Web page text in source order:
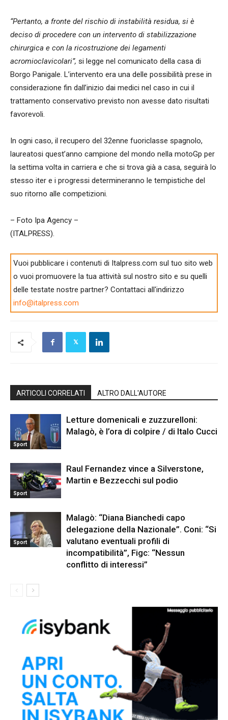
“Pertanto, a fronte del rischio di instabilità residua, si è
deciso di procedere con un intervento di stabilizzazione
chirurgica e con la ricostruzione dei legamenti
acromioclavicolari”, si legge nel comunicato della casa di
Borgo Panigale. L’intervento era una delle possibilità prese in
considerazione fin dall’inizio dai medici nel caso in cui il
trattamento conservativo previsto non avesse dato risultati
favorevoli.
In ogni caso, il recupero del 32enne fuoriclasse spagnolo,
laureatosi quest’anno campione del mondo nella motoGp per
la settima volta in carriera e che si trova già a casa, seguirà lo
stesso iter e i progressi determineranno le tempistiche del
suo ritorno alle competizioni.
– Foto Ipa Agency –
(ITALPRESS).
Vuoi pubblicare i contenuti di Italpress.com sul tuo sito web
o vuoi promuovere la tua attività sul nostro sito e su quelli
delle testate nostre partner? Contattaci all'indirizzo
info@italpress.com
ARTICOLI CORRELATI ALTRO DALL'AUTORE
Sport
Letture domenicali e zuzzurelloni:
Malagò, è l’ora di colpire / di Italo Cucci
Sport
Raul Fernandez vince a Silverstone,
Martin e Bezzecchi sul podio
Sport
Malagò: “Diana Bianchedi capo
delegazione della Nazionale”. Coni: “Si
valutano eventuali profili di
incompatibilità”, Figc: “Nessun
conflitto di interessi”